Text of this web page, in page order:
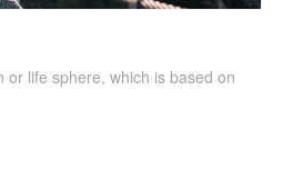
life sphere, which is based on